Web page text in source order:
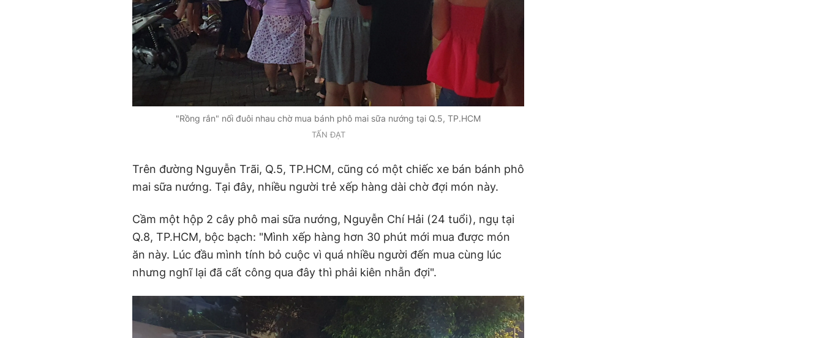
"Rồng rắn" nối đuôi nhau chờ mua bánh phô mai sữa nướng tại Q.5, TP.HCM
TẤN ĐẠT
Trên đường Nguyễn Trãi, Q.5, TP.HCM, cũng có một chiếc xe bán bánh phô
mai sữa nướng. Tại đây, nhiều người trẻ xếp hàng dài chờ đợi món này.
Cầm một hộp 2 cây phô mai sữa nướng, Nguyễn Chí Hải (24 tuổi), ngụ tại
Q.8, TP.HCM, bộc bạch: "Mình xếp hàng hơn 30 phút mới mua được món
ăn này. Lúc đầu mình tính bỏ cuộc vì quá nhiều người đến mua cùng lúc
nhưng nghĩ lại đã cất công qua đây thì phải kiên nhẫn đợi".